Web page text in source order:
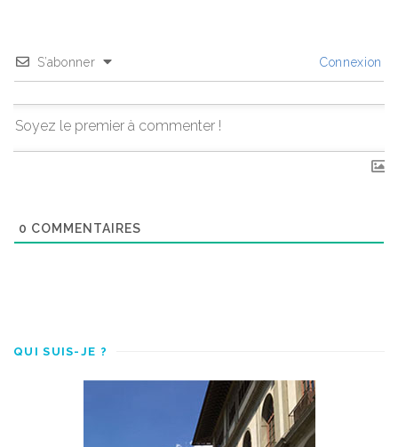
S’abonner Connexion
0 COMMENTAIRES
QUI SUIS-JE ?